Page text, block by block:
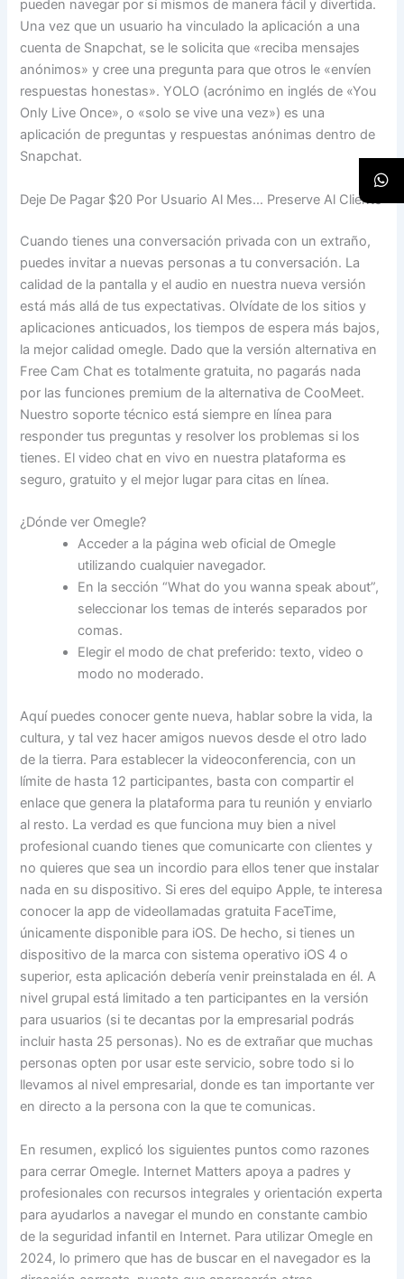
pueden navegar por sí mismos de manera fácil y divertida.
Una vez que un usuario ha vinculado la aplicación a una
cuenta de Snapchat, se le solicita que «reciba mensajes
anónimos» y cree una pregunta para que otros le «envíen
respuestas honestas». YOLO (acrónimo en inglés de «You
Only Live Once», o «solo se vive una vez») es una
aplicación de preguntas y respuestas anónimas dentro de
Snapchat.
Deje De Pagar $20 Por Usuario Al Mes… Preserve Al Cliente
Cuando tienes una conversación privada con un extraño,
puedes invitar a nuevas personas a tu conversación. La
calidad de la pantalla y el audio en nuestra nueva versión
está más allá de tus expectativas. Olvídate de los sitios y
aplicaciones anticuados, los tiempos de espera más bajos,
la mejor calidad omegle. Dado que la versión alternativa en
Free Cam Chat es totalmente gratuita, no pagarás nada
por las funciones premium de la alternativa de CooMeet.
Nuestro soporte técnico está siempre en línea para
responder tus preguntas y resolver los problemas si los
tienes. El video chat en vivo en nuestra plataforma es
seguro, gratuito y el mejor lugar para citas en línea.
¿Dónde ver Omegle?
Acceder a la página web oficial de Omegle
utilizando cualquier navegador.
En la sección “What do you wanna speak about”,
seleccionar los temas de interés separados por
comas.
Elegir el modo de chat preferido: texto, video o
modo no moderado.
Aquí puedes conocer gente nueva, hablar sobre la vida, la
cultura, y tal vez hacer amigos nuevos desde el otro lado
de la tierra. Para establecer la videoconferencia, con un
límite de hasta 12 participantes, basta con compartir el
enlace que genera la plataforma para tu reunión y enviarlo
al resto. La verdad es que funciona muy bien a nivel
profesional cuando tienes que comunicarte con clientes y
no quieres que sea un incordio para ellos tener que instalar
nada en su dispositivo. Si eres del equipo Apple, te interesa
conocer la app de videollamadas gratuita FaceTime,
únicamente disponible para iOS. De hecho, si tienes un
dispositivo de la marca con sistema operativo iOS 4 o
superior, esta aplicación debería venir preinstalada en él. A
nivel grupal está limitado a ten participantes en la versión
para usuarios (si te decantas por la empresarial podrás
incluir hasta 25 personas). No es de extrañar que muchas
personas opten por usar este servicio, sobre todo si lo
llevamos al nivel empresarial, donde es tan importante ver
en directo a la persona con la que te comunicas.
En resumen, explicó los siguientes puntos como razones
para cerrar Omegle. Internet Matters apoya a padres y
profesionales con recursos integrales y orientación experta
para ayudarlos a navegar el mundo en constante cambio
de la seguridad infantil en Internet. Para utilizar Omegle en
2024, lo primero que has de buscar en el navegador es la